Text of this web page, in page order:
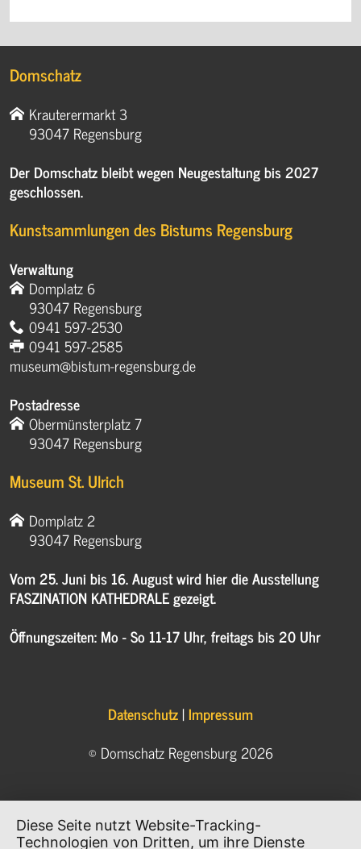
Domschatz
Krauterermarkt 3
93047 Regensburg
Der Domschatz bleibt wegen Neugestaltung bis 2027
geschlossen.
Kunstsammlungen des Bistums Regensburg
Verwaltung
Domplatz 6
93047 Regensburg
0941 597-2530
0941 597-2585
museum@bistum-regensburg.de
Postadresse
Obermünsterplatz 7
93047 Regensburg
Museum St. Ulrich
Domplatz 2
93047 Regensburg
Vom 25. Juni bis 16. August wird hier die Ausstellung
FASZINATION KATHEDRALE gezeigt.
Öffnungszeiten: Mo - So 11-17 Uhr, freitags bis 20 Uhr
Datenschutz|Impressum
© Domschatz Regensburg 2026
Diese Seite nutzt Website-Tracking-
Technologien von Dritten, um ihre Dienste